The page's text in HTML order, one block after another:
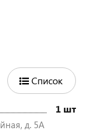
Список
1 шт
д. 5А